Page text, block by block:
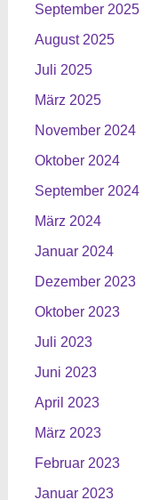
September 2025
August 2025
Juli 2025
März 2025
November 2024
Oktober 2024
September 2024
März 2024
Januar 2024
Dezember 2023
Oktober 2023
Juli 2023
Juni 2023
April 2023
März 2023
Februar 2023
Januar 2023